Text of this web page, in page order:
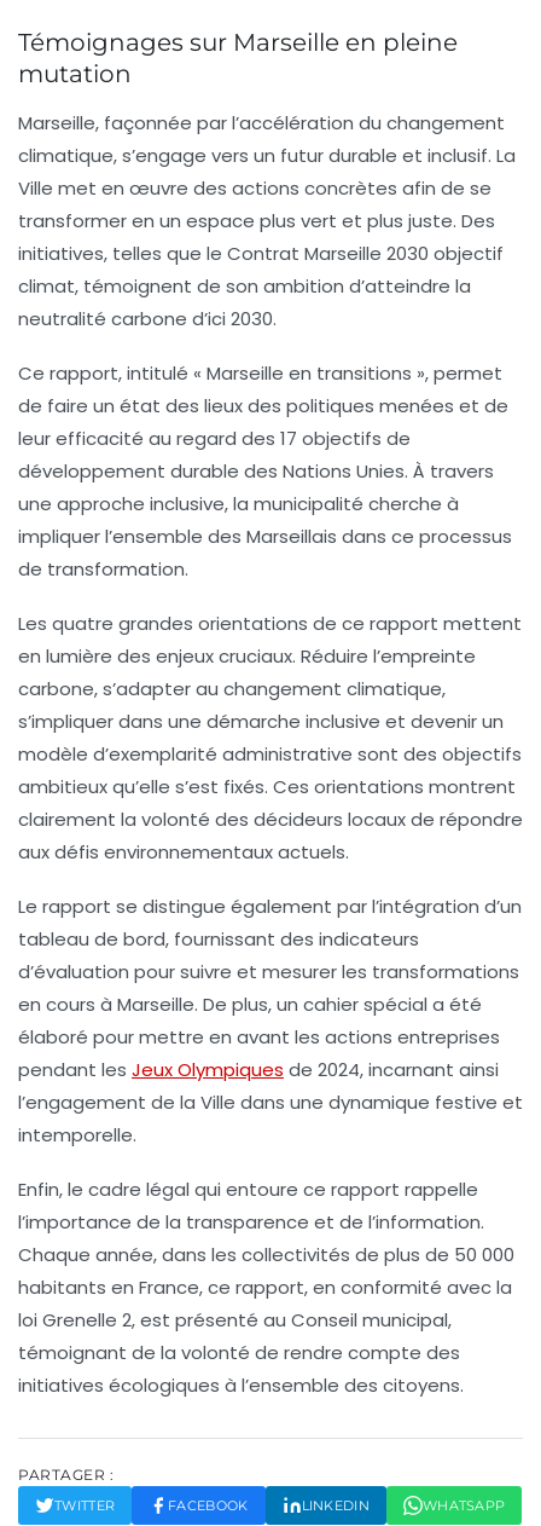
Témoignages sur Marseille en pleine
mutation
Marseille, façonnée par l’accélération du changement
climatique, s’engage vers un futur durable et inclusif. La
Ville met en œuvre des actions concrètes afin de se
transformer en un espace plus vert et plus juste. Des
initiatives, telles que le Contrat Marseille 2030 objectif
climat, témoignent de son ambition d’atteindre la
neutralité carbone d’ici 2030.
Ce rapport, intitulé « Marseille en transitions », permet
de faire un état des lieux des politiques menées et de
leur efficacité au regard des 17 objectifs de
développement durable des Nations Unies. À travers
une approche inclusive, la municipalité cherche à
impliquer l’ensemble des Marseillais dans ce processus
de transformation.
Les quatre grandes orientations de ce rapport mettent
en lumière des enjeux cruciaux. Réduire l’empreinte
carbone,s’adapter au changement climatique,
s’impliquer dans une démarche inclusive et devenir un
modèle d’exemplarité administrative sont des objectifs
ambitieux qu’elle s’est fixés. Ces orientations montrent
clairement la volonté des décideurs locaux de répondre
aux défis environnementaux actuels.
Le rapport se distingue également par l’intégration d’un
tableau de bord, fournissant des indicateurs
d’évaluation pour suivre et mesurer les transformations
en cours à Marseille. De plus, un cahier spécial a été
élaboré pour mettre en avant les actions entreprises
pendant les Jeux Olympiques de 2024, incarnant ainsi
l’engagement de la Ville dans une dynamique festive et
intemporelle.
Enfin, le cadre légal qui entoure ce rapport rappelle
l’importance de la transparence et de l’information.
Chaque année, dans les collectivités de plus de 50 000
habitants en France, ce rapport, en conformité avec la
loi Grenelle 2, est présenté au Conseil municipal,
témoignant de la volonté de rendre compte des
initiatives écologiques à l’ensemble des citoyens.
PARTAGER :
TWITTER FACEBOOK LINKEDIN WHATSAPP